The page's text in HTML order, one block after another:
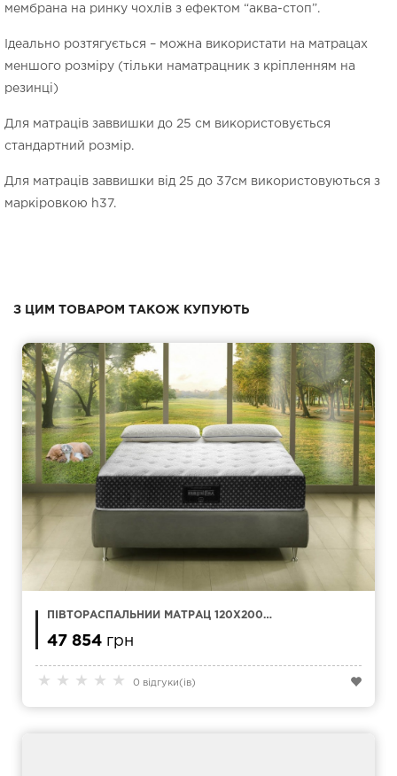
мембрана на ринку чохлів з ефектом “аква-стоп”.
Ідеально розтягується – можна використати на матрацах
меншого розміру (тільки наматрацник з кріпленням на
резинці)
Для матраців заввишки до 25 см використовується
стандартний розмір.
Для матраців заввишки від 25 до 37см використовуються з
маркіровкою h37.
З ЦИМ ТОВАРОМ ТАКОЖ КУПУЮТЬ
★ ★ ★ ★ ★ 0 відгуки(ів)
ПІВТОРАСПАЛЬНИЙ МАТРАЦ 120Х200
47 854 грн